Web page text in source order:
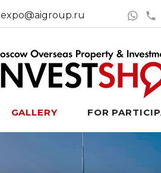
expo@aigroup.ru
GALLERY FOR